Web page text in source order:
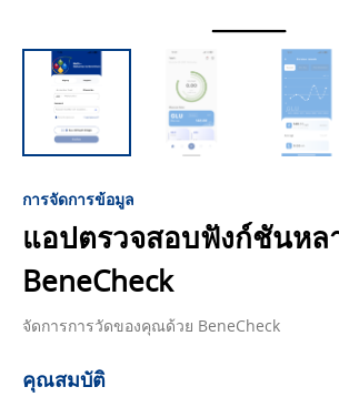
การจัดการข้อมูล
แอปตรวจสอบฟังก์ชันหล
BeneCheck
จัดการการวัดของคุณด้วย BeneCheck
คุณสมบัติ